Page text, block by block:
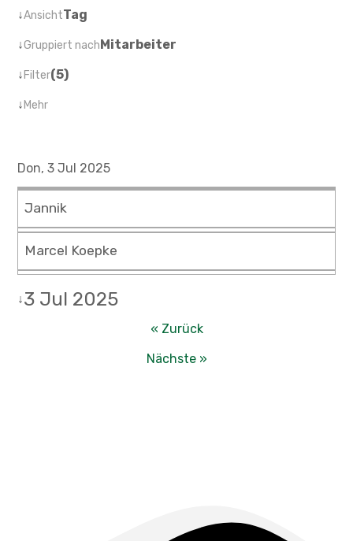
↓AnsichtTag
↓Gruppiert nachMitarbeiter
↓Filter(5)
↓Mehr
Don, 3 Jul 2025
Jannik
Marcel Koepke
↓3 Jul 2025
« Zurück
Nächste »